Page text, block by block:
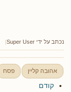
נכתב על ידי Super User
אהובה קליין פסח
קודם